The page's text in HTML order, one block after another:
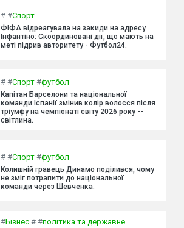
# #Спорт
ФІФА відреагувала на закиди на адресу
Інфантіно: Скоординовані дії, що мають на
меті підрив авторитету - Футбол24.
# #Спорт #футбол
Капітан Барселони та національної
команди Іспанії змінив колір волосся після
тріумфу на чемпіонаті світу 2026 року --
світлина.
# #Спорт #футбол
Колишній гравець Динамо поділився, чому
не зміг потрапити до національної
команди через Шевченка.
#Бізнес # #політика та державне